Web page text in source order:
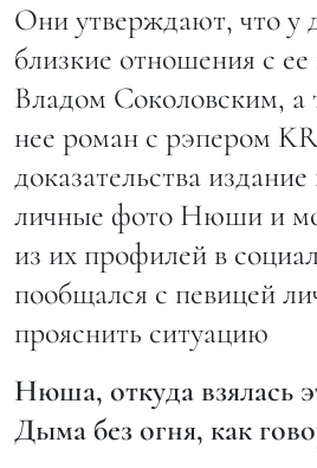
Они утверждают, что у
близкие отношения с ее
Владом Соколовским, а
нее роман с рэпером
доказательства
личные фото Нюши и
из их профилей в
пообщался с певицей
прояснить ситуацию
Нюша, откуда взялась
Дыма без огня, как